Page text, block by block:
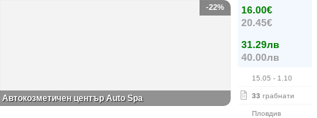
16.00€
20.45€
31.29лв
40.00лв
15.05 - 1.10
33 грабнати
Пловдив
-22%
Автокозметичен център Auto Spa